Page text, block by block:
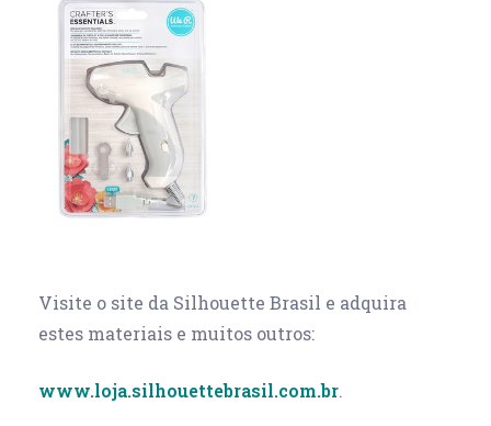
Visite o site da Silhouette Brasil e adquira
estes materiais e muitos outros:
www.loja.silhouettebrasil.com.br.